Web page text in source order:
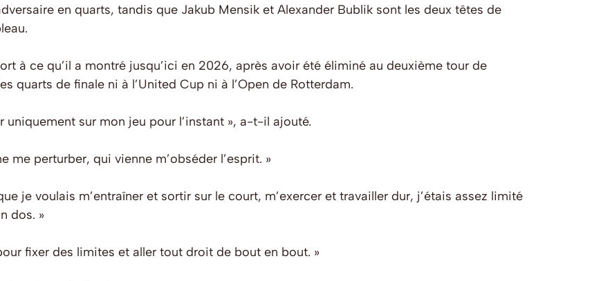
en quarts, tandis que Jakub Mensik et Alexander Bublik sont les deux têtes de
à ce qu’il a montré jusqu’ici en 2026, après avoir été éliminé au deuxième tour de
quarts de finale ni à l’United Cup ni à l’Open de Rotterdam.
uniquement sur mon jeu pour l’instant », a-t-il ajouté.
me perturber, qui vienne m’obséder l’esprit. »
je voulais m’entraîner et sortir sur le court, m’exercer et travailler dur, j’étais assez limité
dos. »
fixer des limites et aller tout droit de bout en bout. »